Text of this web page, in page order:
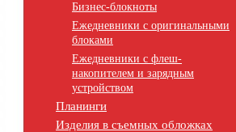
Бизнес-блокноты
Ежедневники с оригинальными
блоками
Ежедневники с флеш-
накопителем и зарядным
устройством
Планинги
Изделия в съемных обложках